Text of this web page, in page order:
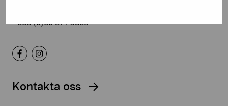
+358 (0)50 371 6339
Kontakta oss